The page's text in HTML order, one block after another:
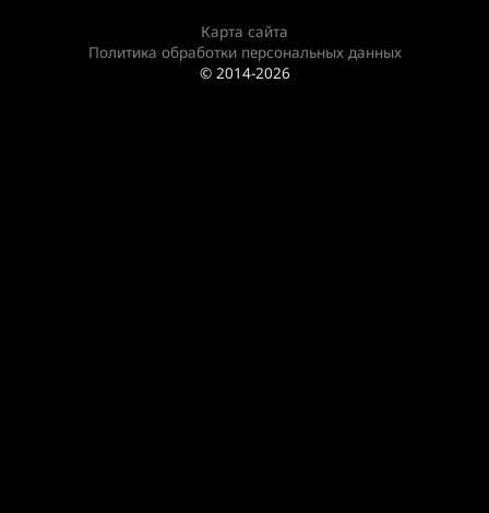
Карта сайта
Политика обработки персональных данных
© 2014-2026